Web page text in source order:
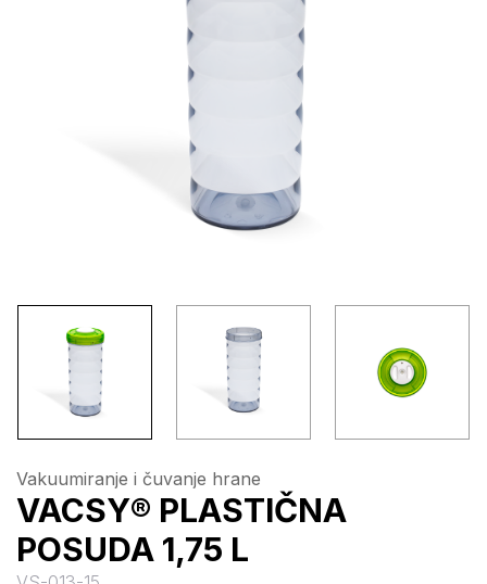
Vakuumiranje i čuvanje hrane
VACSY® PLASTIČNA
POSUDA 1,75 L